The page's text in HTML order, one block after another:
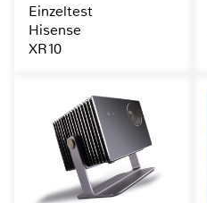
Einzeltest
Hisense
XR10